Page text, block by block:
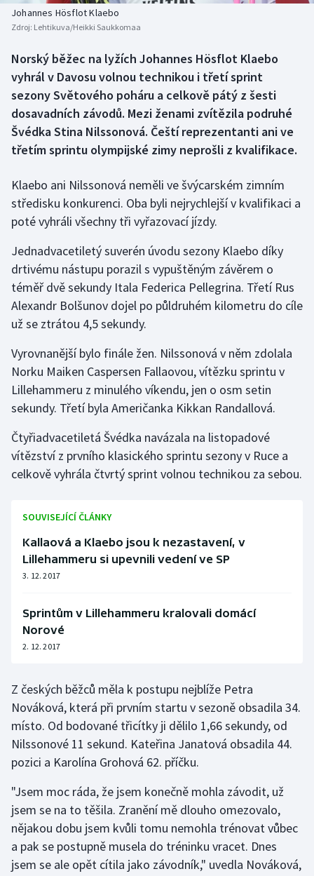
Biatlon
Box
Curling
Dostihy
Florbal
Futsal
Golf
Gymnastika
Házená
Jezdectví
Krasobruslení
Lezení
Lyže a snowboard
Moderní pětiboj
Motorsport
Olympijské hry
Parasport
Plavání
Plážový volejbal
Rychlobruslení
Rychlostní kanoistika
Short track
Sportovní střelba
Aplikace ČT sport
Johannes Hösflot Klaebo
Zdroj: Lehtikuva/Heikki Saukkomaa
Norský běžec na lyžích Johannes Hösflot Klaebo
vyhrál v Davosu volnou technikou i třetí sprint
sezony Světového poháru a celkově pátý z šesti
dosavadních závodů. Mezi ženami zvítězila podruhé
Švédka Stina Nilssonová. Čeští reprezentanti ani ve
třetím sprintu olympijské zimy neprošli z kvalifikace.
Klaebo ani Nilssonová neměli ve švýcarském zimním
středisku konkurenci. Oba byli nejrychlejší v kvalifikaci a
poté vyhráli všechny tři vyřazovací jízdy.
Jednadvacetiletý suverén úvodu sezony Klaebo díky
drtivému nástupu porazil s vypuštěným závěrem o
téměř dvě sekundy Itala Federica Pellegrina. Třetí Rus
Alexandr Bolšunov dojel po půldruhém kilometru do cíle
už se ztrátou 4,5 sekundy.
Vyrovnanější bylo finále žen. Nilssonová v něm zdolala
Norku Maiken Caspersen Fallaovou, vítězku sprintu v
Lillehammeru z minulého víkendu, jen o osm setin
sekundy. Třetí byla Američanka Kikkan Randallová.
Čtyřiadvacetiletá Švédka navázala na listopadové
vítězství z prvního klasického sprintu sezony v Ruce a
celkově vyhrála čtvrtý sprint volnou technikou za sebou.
SOUVISEJÍCÍ ČLÁNKY
Kallaová a Klaebo jsou k nezastavení, v
Lillehammeru si upevnili vedení ve SP
3. 12. 2017
Sprintům v Lillehammeru kralovali domácí
Norové
2. 12. 2017
Z českých běžců měla k postupu nejblíže Petra
Nováková, která při prvním startu v sezoně obsadila 34.
místo. Od bodované třicítky ji dělilo 1,66 sekundy, od
Nilssonové 11 sekund. Kateřina Janatová obsadila 44.
pozici a Karolína Grohová 62. příčku.
"Jsem moc ráda, že jsem konečně mohla závodit, už
jsem se na to těšila. Zranění mě dlouho omezovalo,
nějakou dobu jsem kvůli tomu nemohla trénovat vůbec
a pak se postupně musela do tréninku vracet. Dnes
jsem se ale opět cítila jako závodník," uvedla Nováková,